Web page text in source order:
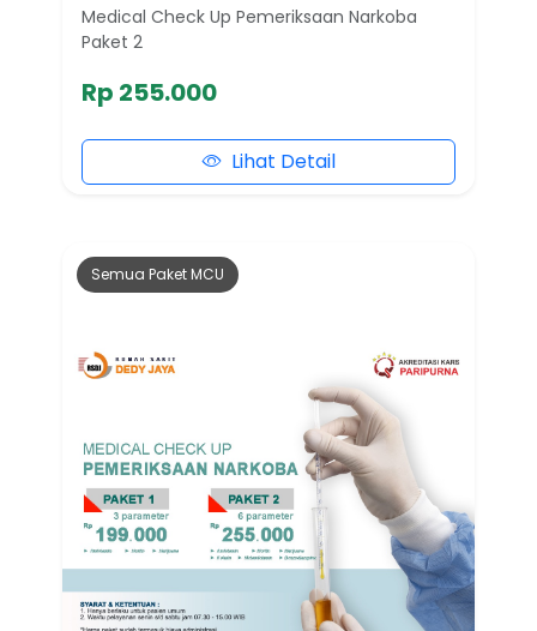
Medical Check Up Pemeriksaan Narkoba
Paket 2
Rp 255.000
Lihat Detail
Semua Paket MCU